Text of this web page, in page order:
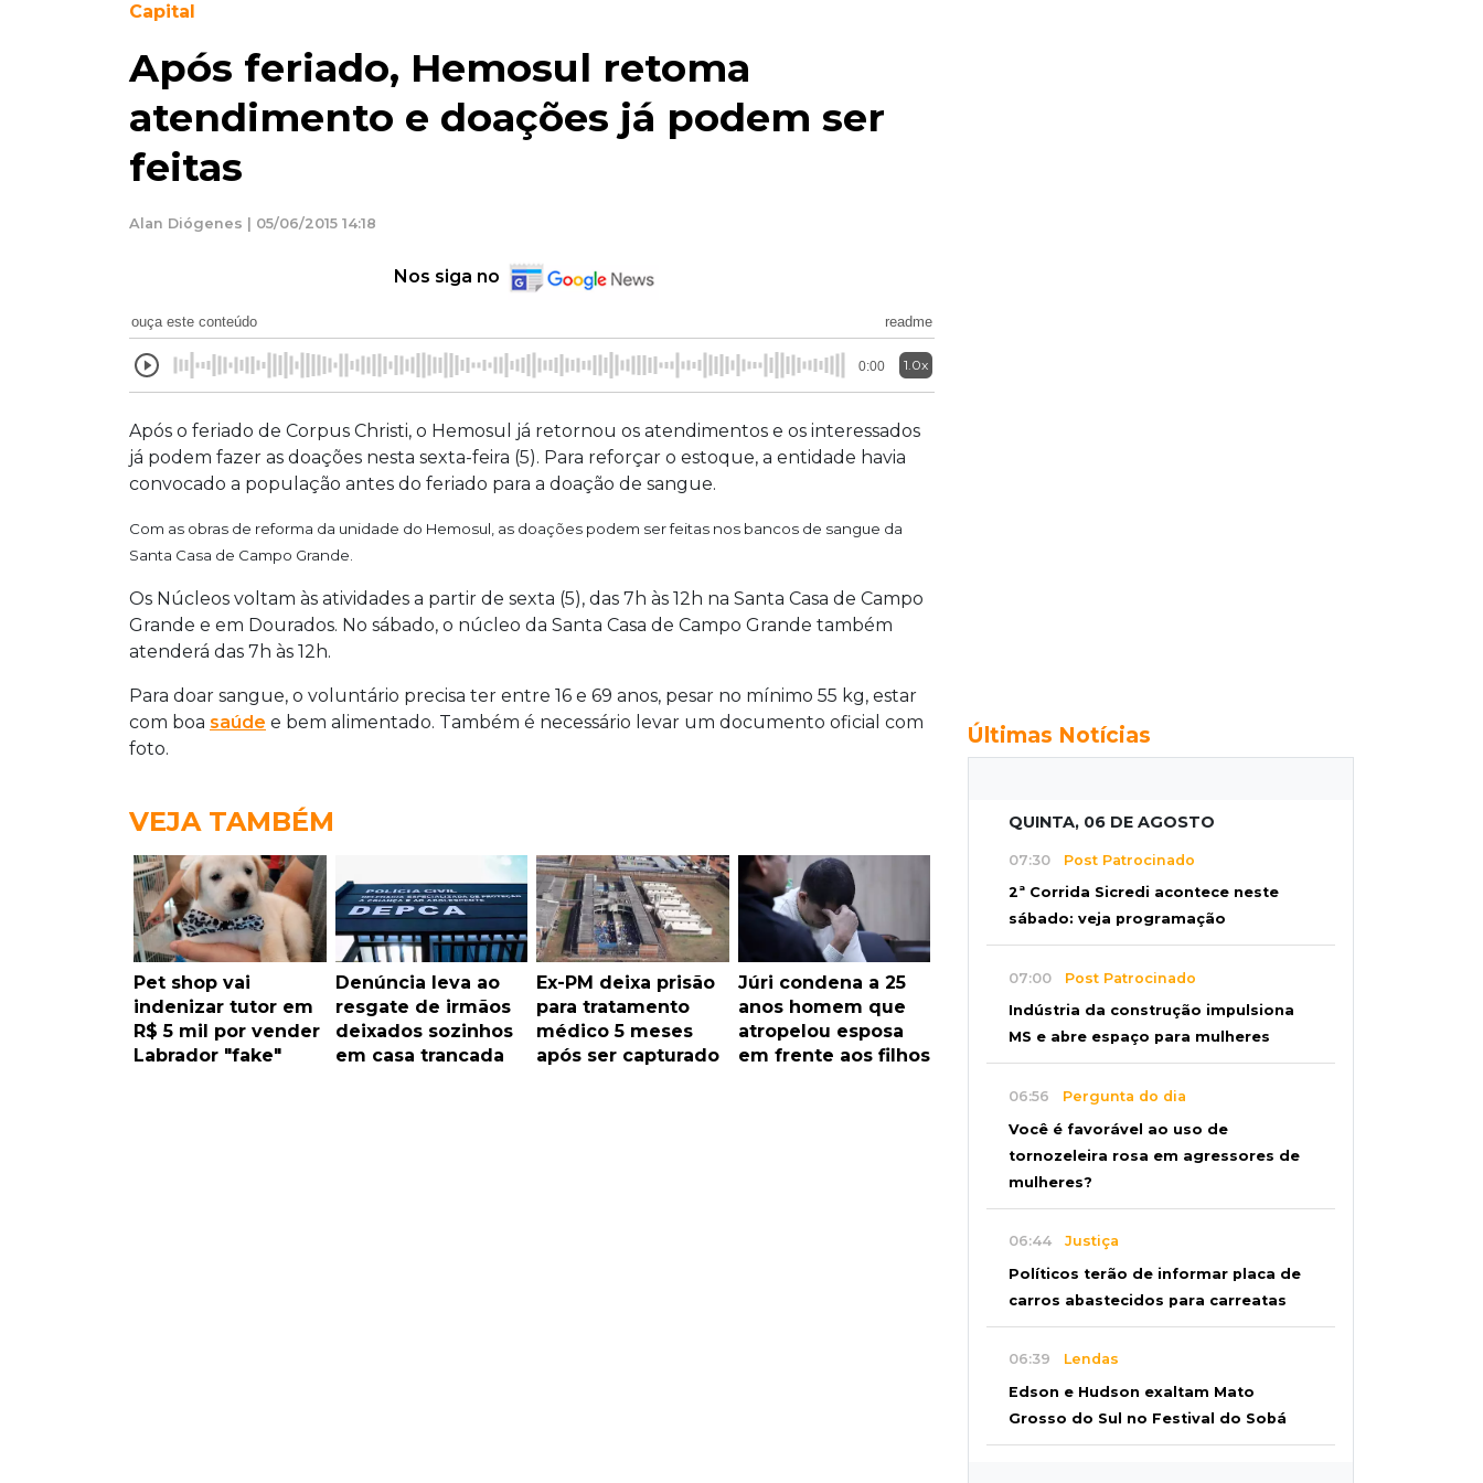
Capital
Após feriado, Hemosul retoma
atendimento e doações já podem ser
feitas
Alan Diógenes | 05/06/2015 14:18
Nos siga no
ouça este conteúdo readme
0:00 1.0x
Após o feriado de Corpus Christi, o Hemosul já retornou os atendimentos e os interessados
já podem fazer as doações nesta sexta-feira (5). Para reforçar o estoque, a entidade havia
convocado a população antes do feriado para a doação de sangue.
Com as obras de reforma da unidade do Hemosul, as doações podem ser feitas nos bancos de sangue da
Santa Casa de Campo Grande.
Os Núcleos voltam às atividades a partir de sexta (5), das 7h às 12h na Santa Casa de Campo
Grande e em Dourados. No sábado, o núcleo da Santa Casa de Campo Grande também
atenderá das 7h às 12h.
Para doar sangue, o voluntário precisa ter entre 16 e 69 anos, pesar no mínimo 55 kg, estar
com boa saúde e bem alimentado. Também é necessário levar um documento oficial com
foto.
VEJA TAMBÉM
Pet shop vai
indenizar tutor em
R$ 5 mil por vender
Labrador "fake"
Denúncia leva ao
resgate de irmãos
deixados sozinhos
em casa trancada
Ex-PM deixa prisão
para tratamento
médico 5 meses
após ser capturado
Júri condena a 25
anos homem que
atropelou esposa
em frente aos filhos
Últimas Notícias
QUINTA, 06 DE AGOSTO
07:30 Post Patrocinado
2ª Corrida Sicredi acontece neste
sábado: veja programação
07:00 Post Patrocinado
Indústria da construção impulsiona
MS e abre espaço para mulheres
06:56 Pergunta do dia
Você é favorável ao uso de
tornozeleira rosa em agressores de
mulheres?
06:44 Justiça
Políticos terão de informar placa de
carros abastecidos para carreatas
06:39 Lendas
Edson e Hudson exaltam Mato
Grosso do Sul no Festival do Sobá